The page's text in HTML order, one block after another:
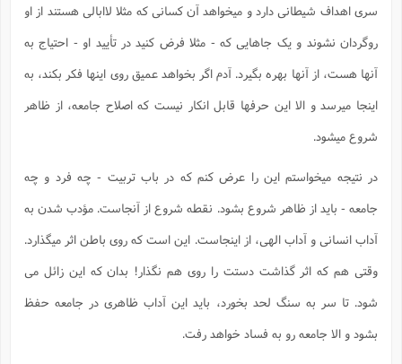
سری اهداف شیطانی دارد و میخواهد آن کسانی که مثلا لاابالی هستند از او
روگردان نشوند و یک جاهایی که - مثلا فرض کنید در تأیید او - احتیاج به
آنها هست، از آنها بهره بگیرد. آدم اگر بخواهد عمیق روی اینها فکر بکند، به
اینجا میرسد و الا این حرفها قابل انکار نیست که اصلاح جامعه، از ظاهر
شروع میشود.
در نتیجه میخواستم این را عرض کنم که در باب تربیت - چه فرد و چه
جامعه - باید از ظاهر شروع بشود. نقطه شروع از آنجاست. مؤدب شدن به
آداب انسانی و آداب الهی، از اینجاست. این است که روی باطن اثر میگذارد.
وقتی هم که اثر گذاشت دستت را روی هم نگذار! بدان که این زائل می
شود. تا سر به سنگ لحد بخورد، باید این آداب ظاهری در جامعه حفظ
بشود و الا جامعه رو به فساد خواهد رفت.